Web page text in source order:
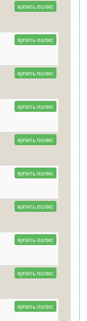
купить полис
купить полис
купить полис
купить полис
купить полис
купить полис
купить полис
купить полис
купить полис
купить полис